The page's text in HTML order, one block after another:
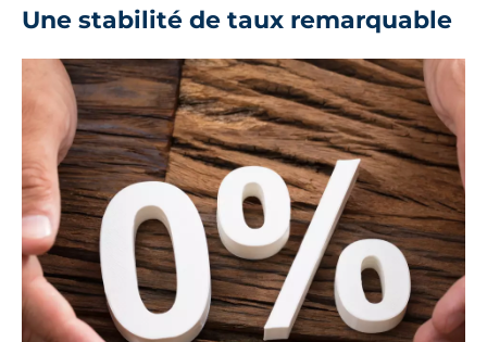
Une stabilité de taux remarquable